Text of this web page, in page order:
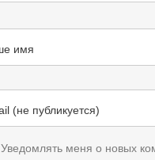
Уведомлять меня о новых